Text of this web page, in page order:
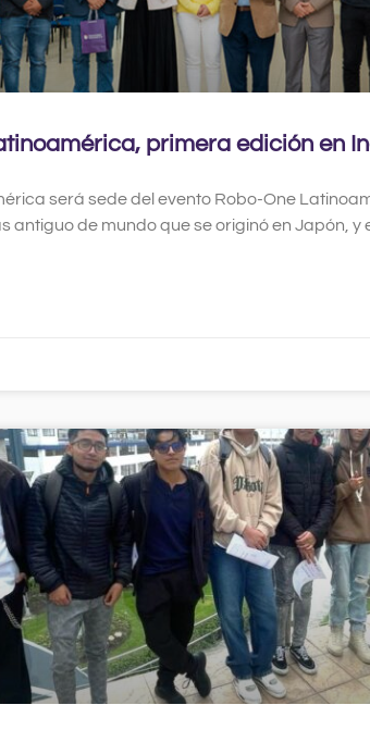
primera edición en
será sede del evento Robo-One
antiguo de mundo que se originó en Japón, y